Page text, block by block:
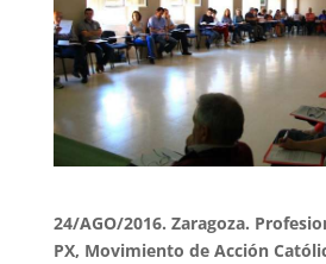
24/AGO/2016. Zaragoza.
PX, Movimiento de Acción